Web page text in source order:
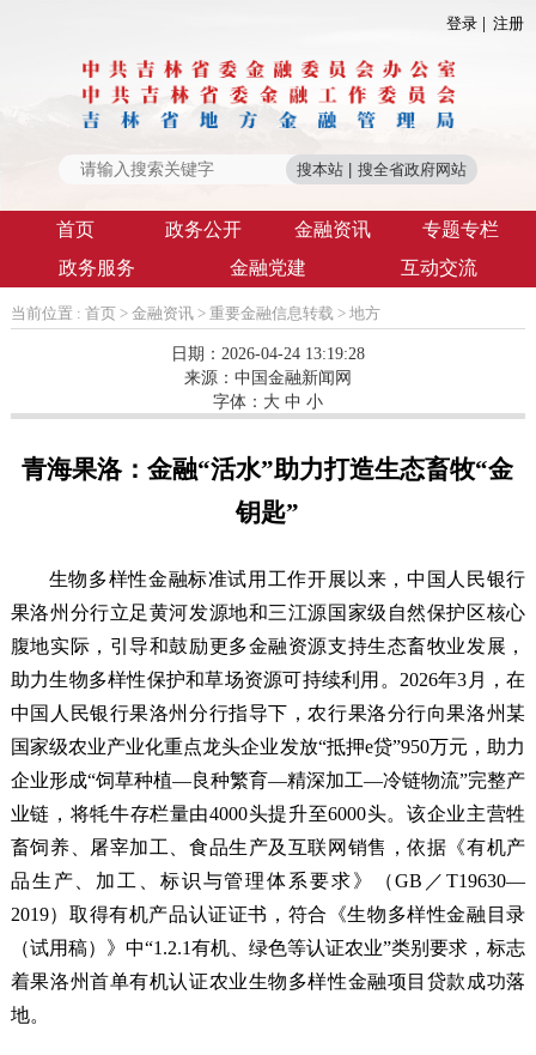
登录 注册
首页 政务公开 金融资讯
专题专栏
政务服务
金融党建 互动交流
当前位置 : 首页 > 金融资讯> 重要金融信息转载> 地方
日期：2026-04-24 13:19:28
来源： 中国金融新闻网
字体： 大 中 小
青海果洛：金融“活水”助力打造生态畜牧“金
钥匙”
生物多样性金融标准试用工作开展以来，中国人民银行
果洛州分行立足黄河发源地和三江源国家级自然保护区核心
腹地实际，引导和鼓励更多金融资源支持生态畜牧业发展，
助力生物多样性保护和草场资源可持续利用。2026年3月，在
中国人民银行果洛州分行指导下，农行果洛分行向果洛州某
国家级农业产业化重点龙头企业发放“抵押e贷”950万元，助力
企业形成“饲草种植—良种繁育—精深加工—冷链物流”完整产
业链，将牦牛存栏量由4000头提升至6000头。该企业主营牲
畜饲养、屠宰加工、食品生产及互联网销售，依据《有机产
品生产、加工、标识与管理体系要求》（GB／T19630—
2019）取得有机产品认证证书，符合《生物多样性金融目录
（试用稿）》中“1.2.1有机、绿色等认证农业”类别要求，标志
着果洛州首单有机认证农业生物多样性金融项目贷款成功落
地。